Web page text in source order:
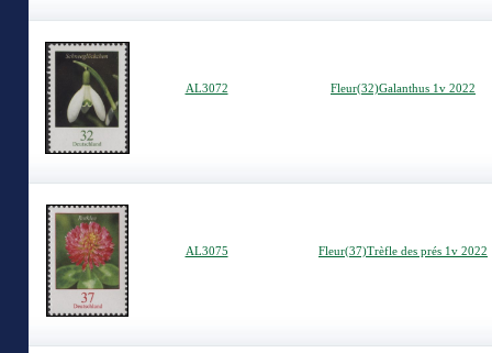
AL3072 Fleur(32)Galanthus 1v 2022
AL3075 Fleur(37)Trèfle des prés 1v 2022